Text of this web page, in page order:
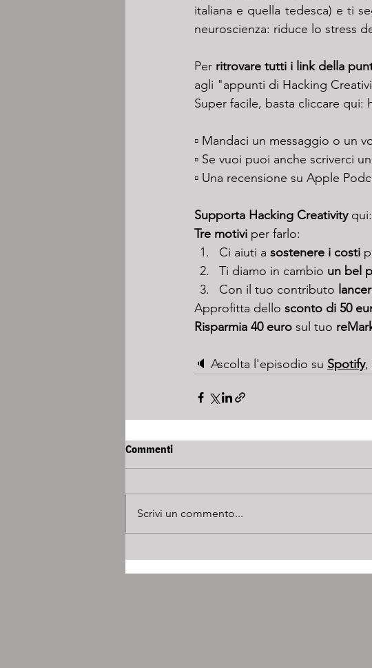
italiana e quella tedesca) e ti
neuroscienza: riduce lo stress
Per ritrovare tutti i link della
agli "appunti di Hacking
Super facile, basta cliccare qui:
▫️ Mandaci un messaggio o un
▫️ Se vuoi puoi anche scriverci
▫️ Una recensione su Apple
Supporta Hacking Creativity qui:
Tre motivi per farlo:
Ci aiuti a sostenere i costi
Ti diamo in cambio un bel
Con il tuo contributo
Approfitta dello sconto di 50
Risparmia 40 euro sul tuo
🔈 Ascolta l'episodio su Spotify,
Commenti
Scrivi un commento...